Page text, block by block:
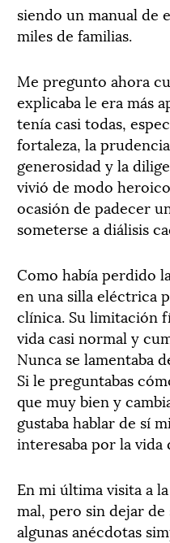
siendo un manual de
miles de familias.
Me pregunto ahora
explicaba le era más
tenía casi todas,
fortaleza, la
generosidad y la
vivió de modo
ocasión de padecer
someterse a diálisis
Como había perdido
en una silla eléctrica
clínica. Su limitación
vida casi normal y
Nunca se lamentaba
Si le preguntabas
que muy bien y
gustaba hablar de sí
interesaba por la vida
En mi última visita a
mal, pero sin dejar
algunas anécdotas